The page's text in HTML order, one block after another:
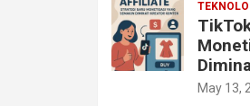
May 13,